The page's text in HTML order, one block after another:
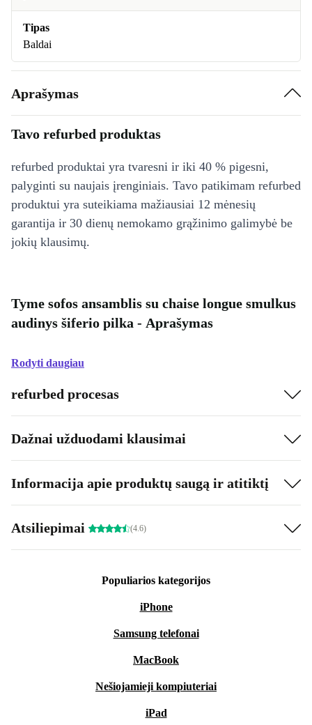
Tipas
Baldai
Aprašymas
Tavo refurbed produktas
refurbed produktai yra tvaresni ir iki 40 % pigesni,
palyginti su naujais įrenginiais. Tavo patikimam refurbed
produktui yra suteikiama mažiausiai 12 mėnesių
garantija ir 30 dienų nemokamo grąžinimo galimybė be
jokių klausimų.
Tyme sofos ansamblis su chaise longue smulkus
audinys šiferio pilka - Aprašymas
Rodyti daugiau
refurbed procesas
Dažnai užduodami klausimai
Informacija apie produktų saugą ir atitiktį
Atsiliepimai (4.6)
Populiarios kategorijos
iPhone
Samsung telefonai
MacBook
Nešiojamieji kompiuteriai
iPad